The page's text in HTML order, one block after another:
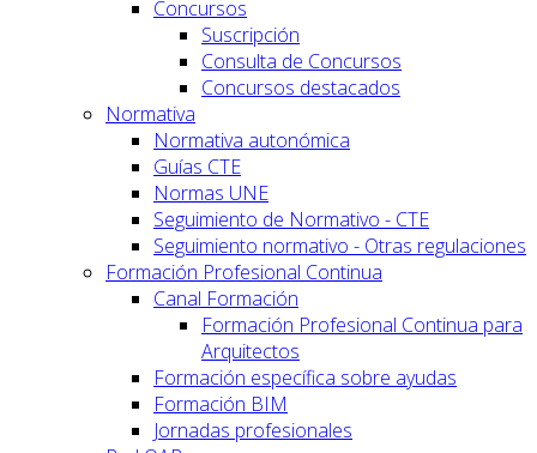
Concursos
Suscripción
Consulta de Concursos
Concursos destacados
Normativa
Normativa autonómica
Guías CTE
Normas UNE
Seguimiento de Normativo - CTE
Seguimiento normativo - Otras regulaciones
Formación Profesional Continua
Canal Formación
Formación Profesional Continua para
Arquitectos
Formación específica sobre ayudas
Formación BIM
Jornadas profesionales